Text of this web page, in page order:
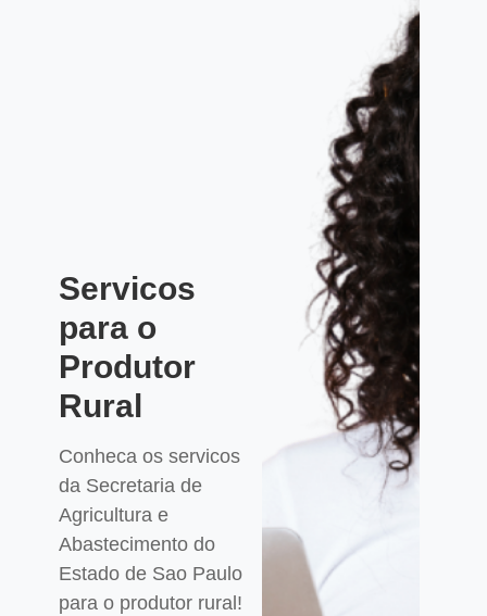
Servicos
para o
Produtor
Rural
Conheca os servicos
da Secretaria de
Agricultura e
Abastecimento do
Estado de Sao Paulo
para o produtor rural!